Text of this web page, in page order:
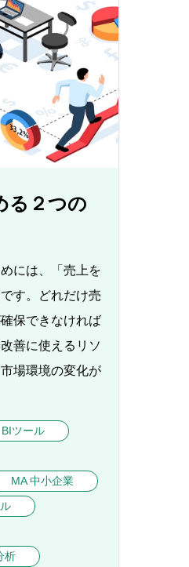
る２つの
には、「売上を
す。どれだけ売
保できなければ
善に使えるリソ
場環境の変化が
BIツール
MA 中小企業
析